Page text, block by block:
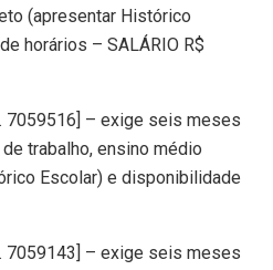
(apresentar Histórico
horários – SALÁRIO R$
7059516] – exige seis meses
trabalho, ensino médio
Escolar) e disponibilidade
7059143] – exige seis meses